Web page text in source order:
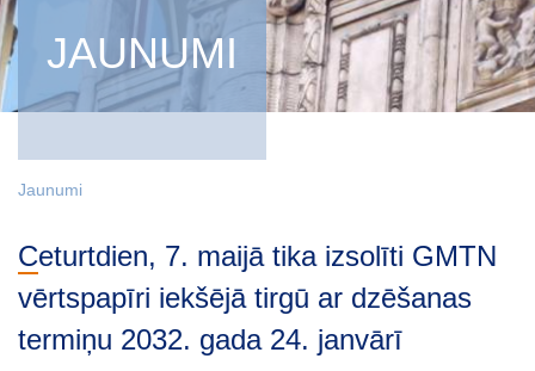
JAUNUMI
Jaunumi
Ceturtdien, 7. maijā tika izsolīti GMTN
vērtspapīri iekšējā tirgū ar dzēšanas
termiņu 2032. gada 24. janvārī